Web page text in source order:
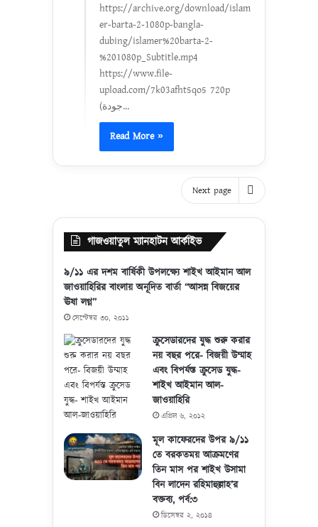
https://archive.org/download/islam
er-barta-2-1080p-bangla-
dubing/islamer%20barta-2-
%201080p_Subtitle.mp4
https://www.file-
upload.com/7k03afht5qo5 720p
(جودة…
Read More »
Next page
গাজওয়াতুল ম্যানহাটন আর্কাইভ
৯/১১ এর দশম বার্ষিকী উপলক্ষ্যে শাইখ আইমান আল
জাওয়াহিরির বাংলায় অনূদিত বার্তা “আসন্ন বিজয়ের
ঊষা লগ্ন”
সেপ্টেম্বর ৩০, ২০১১
ক্রুসেডারদের যুদ্ধ শুরু করার
নয় বছর পরে- বিজয়ী উম্মাহ
এবং বিপর্যস্ত ক্রুসেড যুদ্ধ-
শাইখ আইমান আল-
জাওয়াহিরি
এপ্রিল ৬, ২০১২
মূল কাফেরদের উপর ৯/১১
তে বরকতময় আক্রমণের
তিন মাস পর শাইখ উসামা
বিন লাদেন রহিমাহুল্লাহ’র
বক্তব্য, পর্ব:৩
ডিসেম্বর ২, ২০১৪